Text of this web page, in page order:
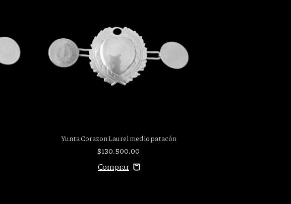
Yunta Corazon Laurel medio patacón
$130.500,00